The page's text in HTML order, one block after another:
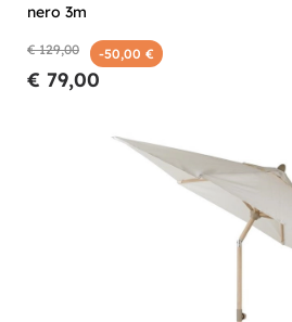
nero 3m
€ 129,00 -50,00 €
€ 79,00